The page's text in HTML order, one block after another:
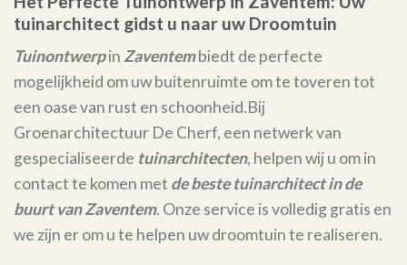
tuinarchitect gidst u naar uw Droomtuin
Tuinontwerpin Zaventembiedt de perfecte
mogelijkheid om uw buitenruimte om te toveren tot
een oase van rust en schoonheid.Bij
Groenarchitectuur De Cherf, een netwerk van
gespecialiseerde tuinarchitecten, helpen wij u om in
contact te komen met de beste tuinarchitect in de
buurt van Zaventem. Onze service is volledig gratis en
we zijn er om u te helpen uw droomtuin te realiseren.